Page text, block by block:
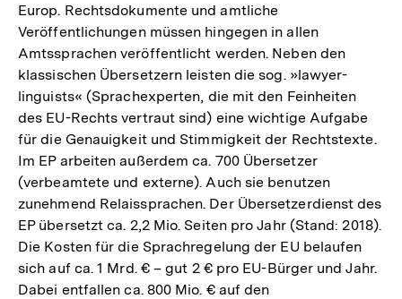
Europ. Rechtsdokumente und amtliche
Veröffentlichungen müssen hingegen in allen
Amtssprachen veröffentlicht werden. Neben den
klassischen Übersetzern leisten die sog. »lawyer-
linguists« (Sprachexperten, die mit den Feinheiten
des EU-Rechts vertraut sind) eine wichtige Aufgabe
für die Genauigkeit und Stimmigkeit der Rechtstexte.
Im EP arbeiten außerdem ca. 700 Übersetzer
(verbeamtete und externe). Auch sie benutzen
zunehmend Relaissprachen. Der Übersetzerdienst des
EP übersetzt ca. 2,2 Mio. Seiten pro Jahr (Stand: 2018).
Die Kosten für die Sprachregelung der EU belaufen
sich auf ca. 1 Mrd. € – gut 2 € pro EU-Bürger und Jahr.
Dabei entfallen ca. 800 Mio. € auf den